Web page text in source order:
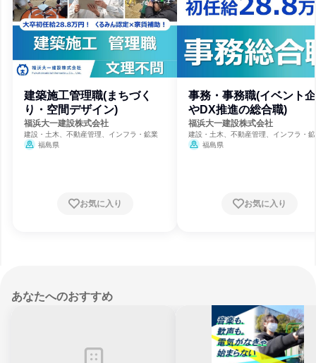
建築施工管理職(まちづく
り・空間デザイン)
福浜大一建設株式会社
建設・土木、不動産管理、インフラ・鉱業
福島県
お気に入り
事務・事務職(イベント
やDX推進の総合職)
福浜大一建設株式会社
建設・土木、不動産管理、インフラ・
福島県
お気に入り
あなたへのおすすめ